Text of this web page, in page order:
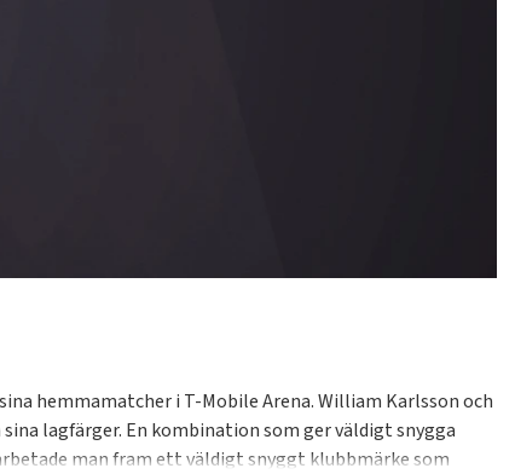
hemmamatcher i T-Mobile Arena. William Karlsson och
lagfärger. En kombination som ger väldigt snygga
man fram ett väldigt snyggt klubbmärke som